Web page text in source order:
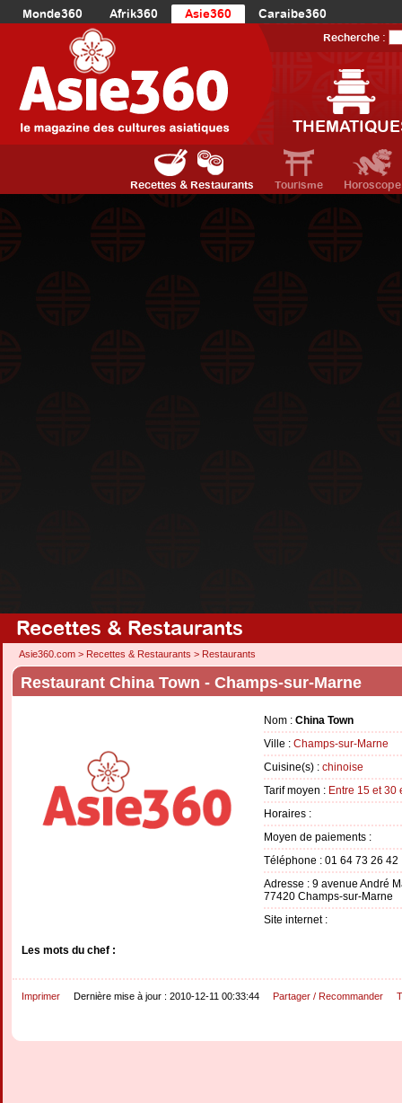
Monde360 Afrik360 Asie360
Caraibe360
Europe360
AmériqueDuNord360
Océanie360
Recherche :
Recettes & Restaurants Tourisme Horoscope
Recettes & Restaurants
Asie360.com > Recettes & Restaurants > Restaurants
Restaurant China Town - Champs-sur-Marne
Nom : China Town
Ville : Champs-sur-Marne
Cuisine(s) : chinoise
Tarif moyen : Entre 15 et 30
Horaires :
Moyen de paiements :
Téléphone : 01 64 73 26 42
Adresse : 9 avenue André
77420 Champs-sur-Marne
Site internet :
Les mots du chef :
Imprimer Dernière mise à jour : 2010-12-11 00:33:44 Partager / Recommander